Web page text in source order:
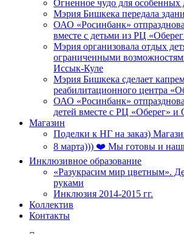
Огненное чудо для особенных
Мэрия Бишкека передала
ОАО «Росинбанк»
вместе с детьми из РЦ
Мэрия организовала отдых
ограниченными
Иссык-Куле
Мэрия Бишкека сделает
реабилитационного центра
ОАО «Росинбанк»
детей вместе с РЦ «Оберег»
Магазин
Поделки к НГ на заказ)
8 марта))) ❤️ Мы готовы и
Инклюзивное образование
«Разукрасим мир цветным».
руками
Инклюзия 2014-2015 гг.
Коллектив
Контакты